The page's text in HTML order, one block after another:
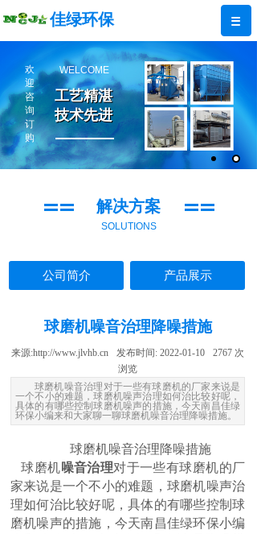
佳绿环保
欢
迎
咨
询
订
购
WELCOME
工艺精湛
技术先进
工艺精湛
技术先进
解决方案
SOLUTIONS
公司简介 产品展示
球磨机噪音治理降噪措施
来源:http://www.jlvhb.cn 发布时间: 2022-01-10 2767 次
浏览
球磨机噪音治理​对于一些有球磨机的厂家来说是
一个不小的难题，球磨机噪声治理如何治比较好呢，
具体的有哪些控制球磨机噪声的措施，今天南昌佳绿
环保小编来和大家聊一聊球磨机噪音治理降噪措施。
球磨机噪音治理降噪措施
球磨机噪音治理对于一些有球磨机的厂
家来说是一个不小的难题，球磨机噪声治
理如何治比较好呢，具体的有哪些控制球
磨机噪声的措施，今天南昌佳绿环保小编